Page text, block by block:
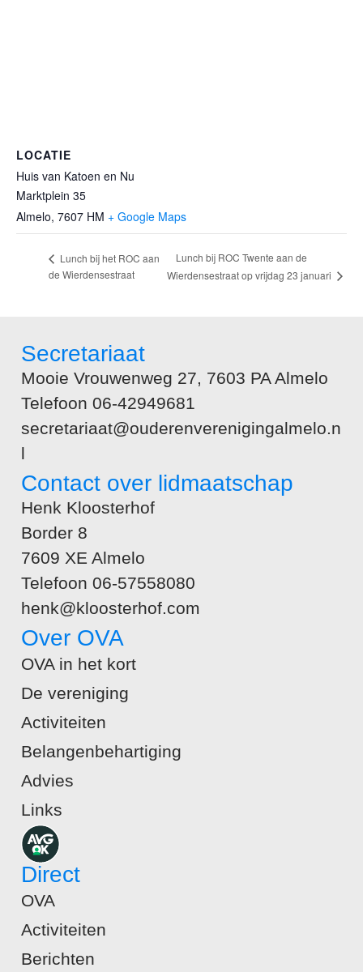
LOCATIE
Huis van Katoen en Nu
Marktplein 35
Almelo, 7607 HM + Google Maps
Lunch bij het ROC aan
de Wierdensestraat
Lunch bij ROC Twente aan de
Wierdensestraat op vrijdag 23 januari
Secretariaat
Mooie Vrouwenweg 27, 7603 PA Almelo
Telefoon 06-42949681
secretariaat@ouderenverenigingalmelo.n
l
Contact over lidmaatschap
Henk Kloosterhof
Border 8
7609 XE Almelo
Telefoon 06-57558080
henk@kloosterhof.com
Over OVA
OVA in het kort
De vereniging
Activiteiten
Belangenbehartiging
Advies
Links
Direct
OVA
Activiteiten
Berichten